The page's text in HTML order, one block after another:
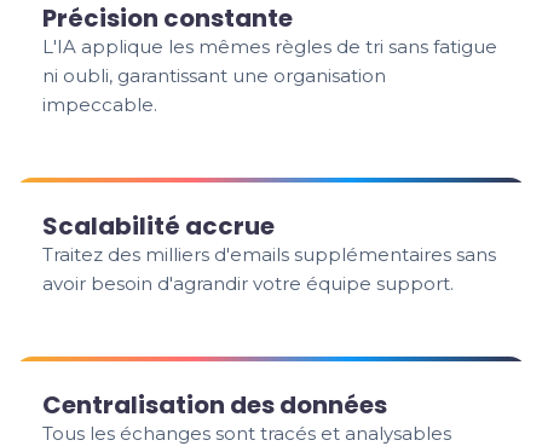
Précision constante
L'IA applique les mêmes règles de tri sans fatigue
ni oubli, garantissant une organisation
impeccable.
Scalabilité accrue
Traitez des milliers d'emails supplémentaires sans
avoir besoin d'agrandir votre équipe support.
Centralisation des données
Tous les échanges sont tracés et analysables